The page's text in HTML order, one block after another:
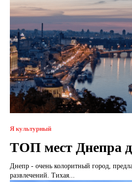
Я культурный
ТОП мест Днепра
Днепр - очень колоритный город,
развлечений. Тихая...